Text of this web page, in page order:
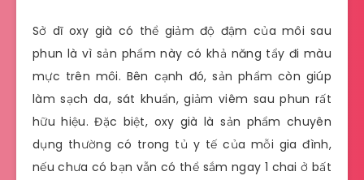
Sở dĩ oxy già có thể giảm độ đậm của môi sau
phun là vì sản phẩm này có khả năng tẩy đi màu
mực trên môi. Bên cạnh đó, sản phẩm còn giúp
làm sạch da, sát khuẩn, giảm viêm sau phun rất
hữu hiệu. Đặc biệt, oxy già là sản phẩm chuyên
dụng thường có trong tủ y tế của mỗi gia đình,
nếu chưa có bạn vẫn có thể sắm ngay 1 chai ở bất